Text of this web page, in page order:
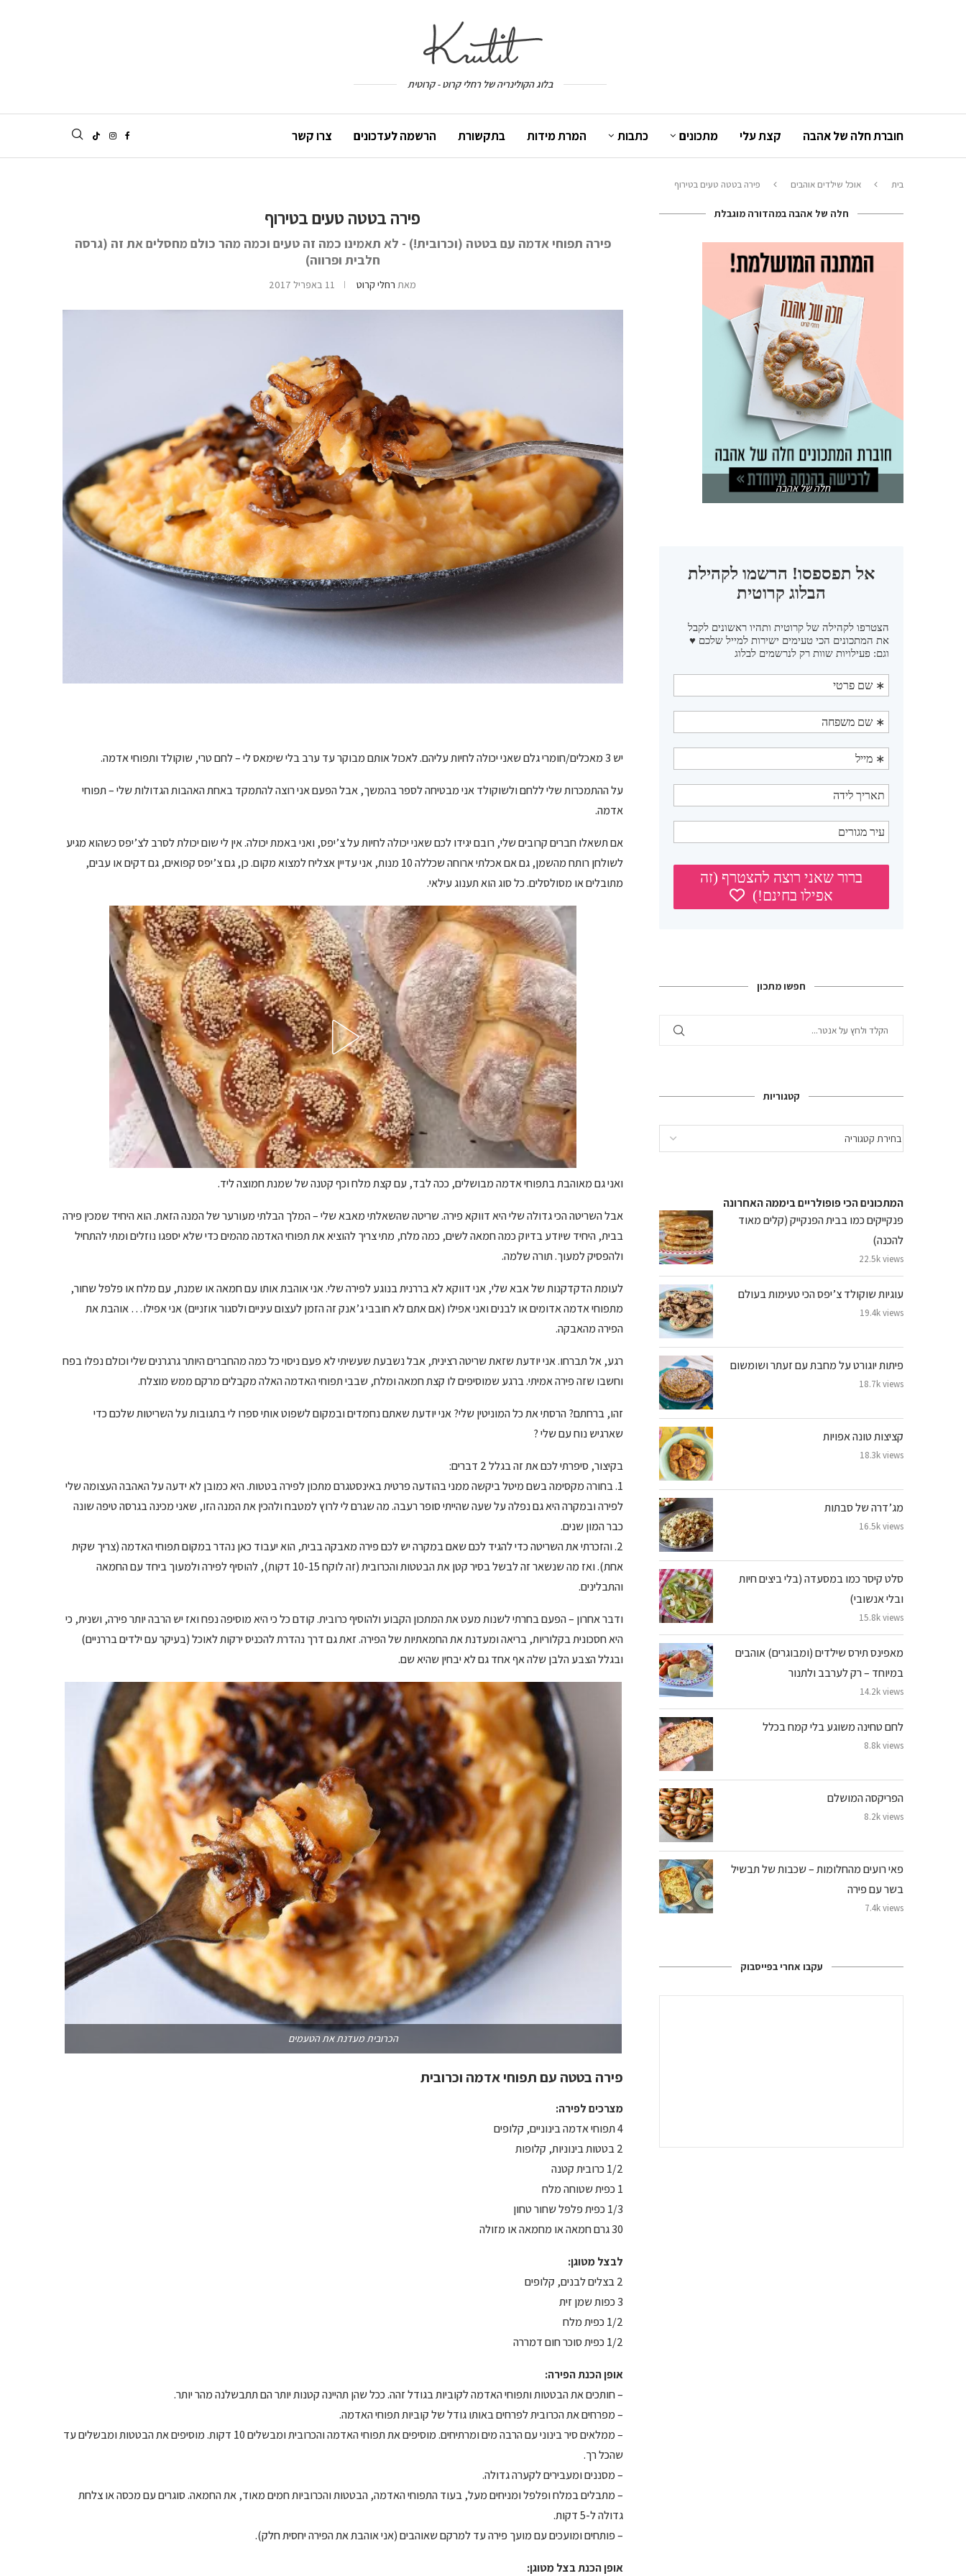
בלוג הקולינריה של רחלי קרוט - קרוטית
חוברת חלה של אהבה קצת עלי מתכונים כתבות המרת מידות בתקשורת הרשמה לעדכונים צרו קשר
בית אוכל שילדים אוהבים פירה בטטה טעים בטירוף
פירה בטטה טעים בטירוף
פירה תפוחי אדמה עם בטטה (וכרובית!) - לא תאמינו כמה זה טעים וכמה מהר כולם מחסלים את זה (גרסה
חלבית ופרווה)
מאת רחלי קרוט 11 באפריל 2017
יש 3 מאכלים/חומרי גלם שאני יכולה לחיות עליהם. לאכול אותם מבוקר עד ערב בלי שימאס לי – לחם טרי, שוקולד ותפוחי אדמה.
על ההתמכרות שלי ללחם ולשוקולד אני מבטיחה לספר בהמשך, אבל הפעם אני רוצה להתמקד באחת האהבות הגדולות שלי – תפוחי
אדמה.
אם תשאלו חברים קרובים שלי, רובם יגידו לכם שאני יכולה לחיות על צ’יפס, ואני באמת יכולה. אין לי שום יכולת לסרב לצ’יפס כשהוא מגיע
לשולחן רותח מהשמן, גם אם אכלתי ארוחה שכללה 10 מנות, אני עדיין אצליח למצוא מקום. כן, גם צ’יפס קפואים, גם דקים או עבים,
מתובלים או מסולסלים. כל סוג הוא תענוג עילאי.
ואני גם מאוהבת בתפוחי אדמה מבושלים, ככה לבד, עם קצת מלח וכף קטנה של שמנת חמוצה ליד.
אבל השריטה הכי גדולה שלי היא דווקא פירה. שריטה שהשאלתי מאבא שלי – המלך הבלתי מעורער של המנה הזאת. הוא היחיד שמכין פירה
בבית, היחיד שיודע בדיוק כמה חמאה לשים, כמה מלח, מתי צריך להוציא את תפוחי האדמה מהמים כדי שלא יספגו נוזלים ומתי להתחיל
ולהפסיק למעוך. תורה שלמה.
לעומת הדקדקנות של אבא שלי, אני דווקא לא בררנית בנוגע לפירה שלי. אני אוהבת אותו עם חמאה או שמנת, עם מלח או פלפל שחור,
מתפוחי אדמה אדומים או לבנים ואני אפילו (אם אתם לא חובבי ג’אנק זה הזמן לעצום עיניים ולסגור אוזניים) אני אפילו… אוהבת את
הפירה מהאבקה.
רגע, אל תברחו. אני יודעת שזאת שריטה רצינית, אבל נשבעת שעשיתי לא פעם ניסוי כל כמה מהחברים היותר גרגרנים שלי וכולם נפלו בפח
וחשבו שזה פירה אמיתי. ברגע שמוסיפים לו קצת חמאה ומלח, שבבי תפוחי האדמה האלה מקבלים מרקם ממש מוצלח.
זהו, ברחתם? הרסתי את כל המוניטין שלי? אני יודעת שאתם נחמדים ובמקום לשפוט אותי ספרו לי בתגובות על השריטות שלכם כדי
שארגיש נוח עם שלי ?
בקיצור, סיפרתי לכם את זה בגלל 2 דברים:
1. בחורה מקסימה בשם מיטל ביקשה ממני בהודעה פרטית באינסטגרם מתכון לפירה בטטות. היא כמובן לא ידעה על האהבה העצומה שלי
לפירה ובמקרה היא גם נפלה על שעה שהייתי סופר רעבה. מה שגרם לי לרוץ למטבח ולהכין את המנה הזו, שאני מכינה בגרסה טיפה שונה
כבר המון שנים.
2. והזכרתי את השריטה כדי להגיד לכם שאם במקרה יש לכם פירה מאבקה בבית, הוא יעבוד כאן נהדר במקום תפוחי האדמה (צריך שקית
אחת). ואז מה שנשאר זה לבשל בסיר קטן את הבטטות והכרובית (זה לוקח 10-15 דקות), להוסיף לפירה ולמעוך ביחד עם החמאה
והתבלינים.
ודבר אחרון – הפעם בחרתי לשנות מעט את המתכון הקבוע ולהוסיף כרובית. קודם כל כי היא מוסיפה נפח ואז יש הרבה יותר פירה, ושנית, כי
היא חסכונית בקלוריות, בריאה ומעדנת את החמאתיות של הפירה. זאת גם דרך נהדרת להכניס ירקות לאוכל (בעיקר עם ילדים בררניים)
ובגלל הצבע הלבן שלה אף אחד גם לא יבחין שהיא שם.
הכרובית מעדנת את הטעמים
פירה בטטה עם תפוחי אדמה וכרובית
מצרכים לפירה:
4 תפוחי אדמה בינוניים, קלופים
2 בטטות בינוניות, קלופות
1/2 כרובית קטנה
1 כפית שטוחה מלח
1/3 כפית פלפל שחור טחון
30 גרם חמאה או מחמאה או מזולה
לבצל מטוגן:
2 בצלים לבנים, קלופים
3 כפות שמן זית
1/2 כפית מלח
1/2 כפית סוכר חום דמררה
אופן הכנת הפירה:
– חותכים את הבטטות ותפוחי האדמה לקוביות בגודל זהה. ככל שהן תהיינה קטנות יותר הם תתבשלנה מהר יותר.
– מפרחים את הכרובית לפרחים באותו גודל של קוביות תפוחי האדמה.
– ממלאים סיר בינוני עם הרבה מים ומרתיחים. מוסיפים את תפוחי האדמה והכרובית ומבשלים 10 דקות. מוסיפים את הבטטות ומבשלים עד
שהכל רך.
– מסננים ומעבירים לקערה גדולה.
– מתבלים במלח ופלפל ומניחים מעל, בעוד התפוחי האדמה, הבטטות והכרוביות חמים מאוד, את החמאה. סוגרים עם מכסה או צלחת
גדולה ל-5 דקות.
– פותחים ומועכים עם מועך פירה עד למרקם שאוהבים (אני אוהבת את הפירה יחסית חלק).
אופן הכנת בצל מטוגן:
חלה של אהבה במהדורה מוגבלת
חלה של אהבה
חפשו מתכון
קטגוריות
המתכונים הכי פופולריים ביממה האחרונה
פנקייקים כמו בבית הפנקייק (קלים מאוד
להכנה)
22.5k views
עוגיות שוקולד צ’יפס הכי טעימות בעולם
19.4k views
פיתות יוגורט על מחבת עם זעתר ושומשום
18.7k views
קציצות טונה אפויות
18.3k views
מג’דרה של סבתות
16.5k views
סלט קיסר כמו במסעדה (בלי ביצים חיות
ובלי אנשובי)
15.8k views
מאפינס תירס שילדים (ומבוגרים) אוהבים
במיוחד – רק לערבב ולתנור
14.2k views
לחם טחינה משוגע בלי קמח בכלל
8.8k views
הפריקסה המושלם
8.2k views
פאי רועים מהחלומות – שכבות של תבשיל
בשר עם פירה
7.4k views
עקבו אחרי בפייסבוק